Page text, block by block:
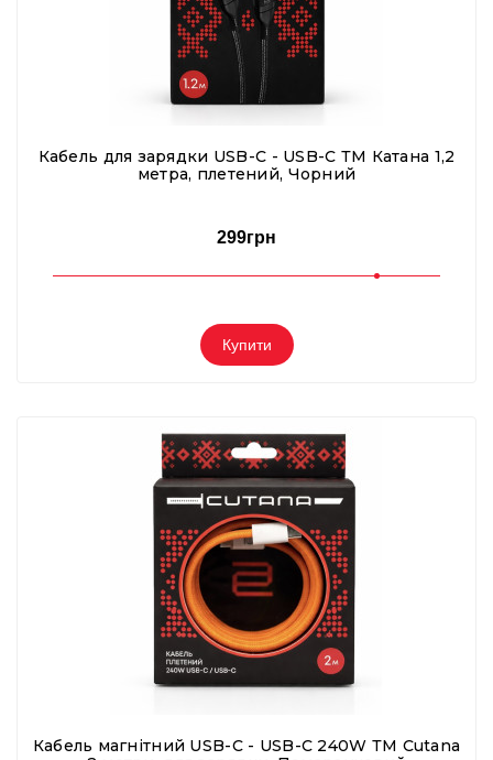
Кабель для зарядки USB-C - USB-C ТМ Катана 1,2
метра, плетений, Чорний
299грн
Купити
Кабель магнітний USB-C - USB-C 240W ТМ Cutana